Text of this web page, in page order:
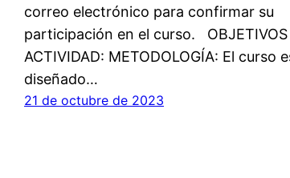
correo electrónico para confirmar su
participación en el curso. OBJETIVOS
ACTIVIDAD: METODOLOGÍA: El curso
diseñado…
21 de octubre de 2023